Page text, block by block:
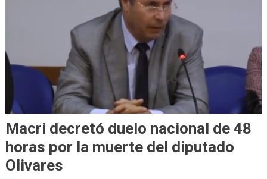
Macri decretó duelo nacional de 48
horas por la muerte del diputado
Olivares